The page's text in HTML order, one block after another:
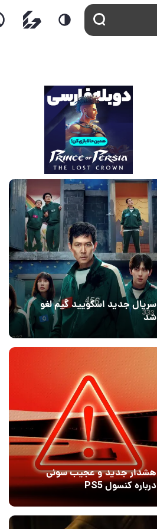
16 مرداد 1405
سریال جدید اسکویید گیم لغو
شد
هشدار جدید و عجیب سونی
درباره کنسول PS5